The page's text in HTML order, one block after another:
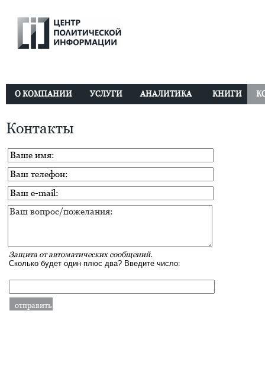
О КОМПАНИИ УСЛУГИ АНАЛИТИКА КНИГИ
Контакты
Защита от автоматических сообщений.
Сколько будет один плюс два? Введите число: